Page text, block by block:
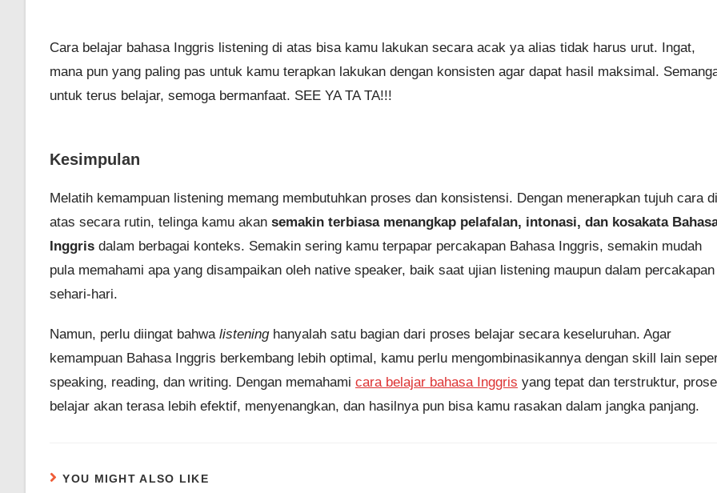
Cara belajar bahasa Inggris listening di atas bisa kamu lakukan secara acak ya alias tidak harus urut. Ingat,
mana pun yang paling pas untuk kamu terapkan lakukan dengan konsisten agar dapat hasil maksimal.
untuk terus belajar, semoga bermanfaat. SEE YA TA TA!!!
Kesimpulan
Melatih kemampuan listening memang membutuhkan proses dan konsistensi. Dengan menerapkan tujuh cara di
atas secara rutin, telinga kamu akan semakin terbiasa menangkap pelafalan, intonasi, dan kosakata
Inggris dalam berbagai konteks. Semakin sering kamu terpapar percakapan Bahasa Inggris, semakin mudah
pula memahami apa yang disampaikan oleh native speaker, baik saat ujian listening maupun dalam percakapan
sehari-hari.
Namun, perlu diingat bahwa listeninghanyalah satu bagian dari proses belajar secara keseluruhan. Agar
kemampuan Bahasa Inggris berkembang lebih optimal, kamu perlu mengombinasikannya dengan skill lain
speaking, reading, dan writing. Dengan memahami cara belajar bahasa Inggris yang tepat dan terstruktur,
belajar akan terasa lebih efektif, menyenangkan, dan hasilnya pun bisa kamu rasakan dalam jangka panjang.
YOU MIGHT ALSO LIKE